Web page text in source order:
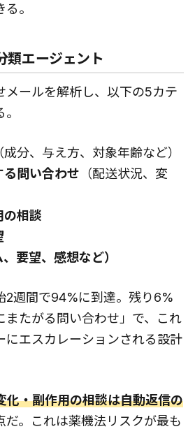
。
類エージェント
メールを解析し、以下の5カテ
成分、与え方、対象年齢など）
問い合わせ （配送状況、変
の相談
要望、感想など）
2週間で94%に到達。残り6%
またがる問い合わせ」で、これ
にエスカレーションされる設計
化・副作用の相談は自動返信の
だ。これは薬機法リスクが最も